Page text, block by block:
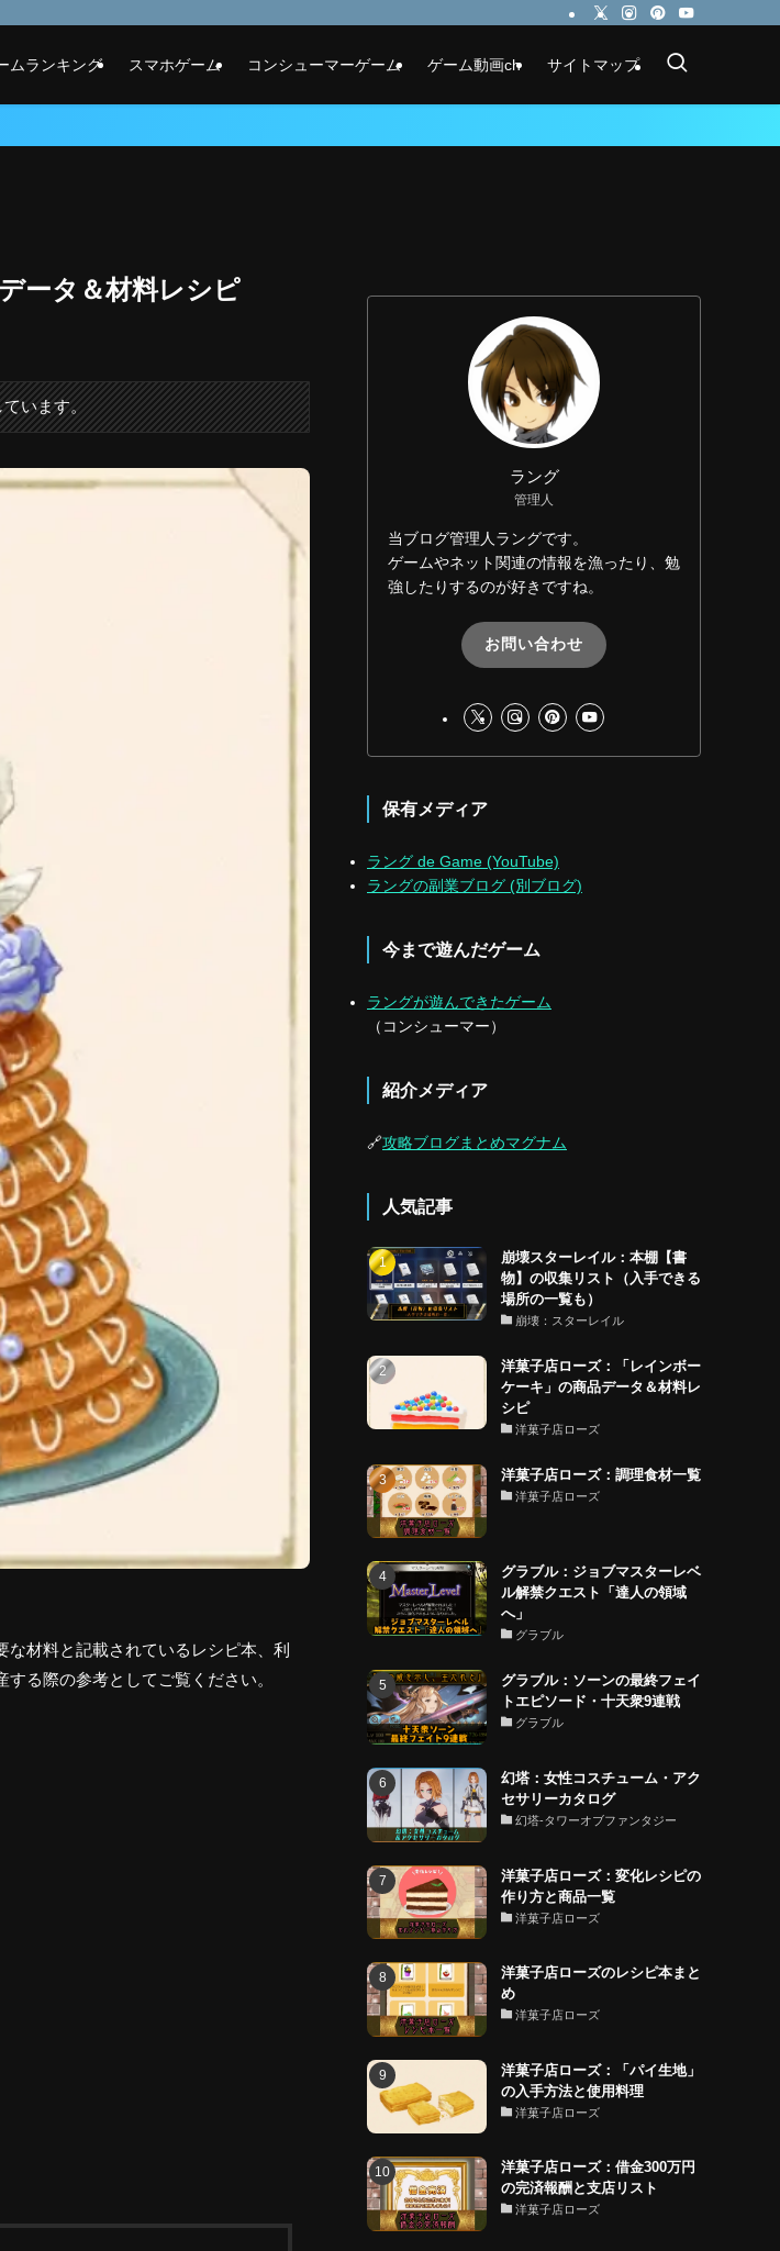
ムランキング スマホゲーム コンシューマーゲーム ゲーム動画ch サイトマップ
ータ＆材料レシピ
ています。
材料と記載されているレシピ本、利
る際の参考としてご覧ください。
ラング
管理人
当ブログ管理人ラングです。
ゲームやネット関連の情報を漁ったり、勉
強したりするのが好きですね。
お問い合わせ
保有メディア
ラング de Game (YouTube)
ラングの副業ブログ (別ブログ)
今まで遊んだゲーム
ラングが遊んできたゲーム
（コンシューマー）
紹介メディア
🔗攻略ブログまとめマグナム
人気記事
崩壊スターレイル：本棚【書
物】の収集リスト（入手できる
場所の一覧も）
崩壊：スターレイル
洋菓子店ローズ：「レインボー
ケーキ」の商品データ＆材料レ
シピ
洋菓子店ローズ
洋菓子店ローズ：調理食材一覧
洋菓子店ローズ
グラブル：ジョブマスターレベ
ル解禁クエスト「達人の領域
へ」
グラブル
グラブル：ソーンの最終フェイ
トエピソード・十天衆9連戦
グラブル
幻塔：女性コスチューム・アク
セサリーカタログ
幻塔-タワーオブファンタジー
洋菓子店ローズ：変化レシピの
作り方と商品一覧
洋菓子店ローズ
洋菓子店ローズのレシピ本まと
め
洋菓子店ローズ
洋菓子店ローズ：「パイ生地」
の入手方法と使用料理
洋菓子店ローズ
洋菓子店ローズ：借金300万円
の完済報酬と支店リスト
洋菓子店ローズ